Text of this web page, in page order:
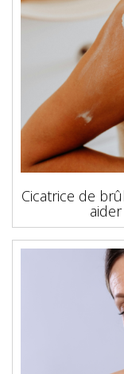
Cicatrice de